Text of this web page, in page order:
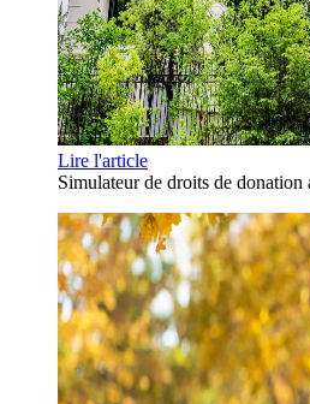
Lire l'article
Simulateur de droits de